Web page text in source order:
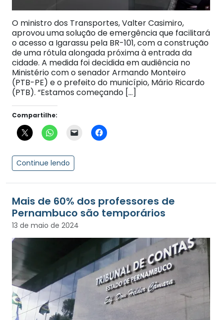
O ministro dos Transportes, Valter Casimiro,
aprovou uma solução de emergência que facilitará
o acesso a Igarassu pela BR-101, com a construção
de uma rótula alongada próxima à entrada da
cidade. A medida foi decidida em audiência no
Ministério com o senador Armando Monteiro
(PTB-PE) e o prefeito do município, Mário Ricardo
(PTB). “Estamos começando […]
Compartilhe:
Continue lendo
Mais de 60% dos professores de
Pernambuco são temporários
13 de maio de 2024